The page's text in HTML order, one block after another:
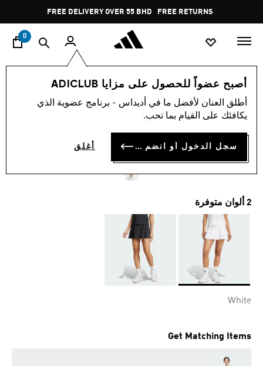
Pause
promotion
rotation
FREE DELIVERY OVER 55 BHD FREE RETURNS
0
أصبح عضواً للحصول على مزايا ADICLUB
أطلق العنان لأفضل ما في أديداس - برنامج عضوية الذي
يكافئك على القيام بما تحب.
سجل الدخول أو انضم الآن أغلق
النساء ملابس
تنورة CLUB TENNIS
CLIMACOOL
BD 21.50
2 ألوان متوفرة
White
Get Matching Items